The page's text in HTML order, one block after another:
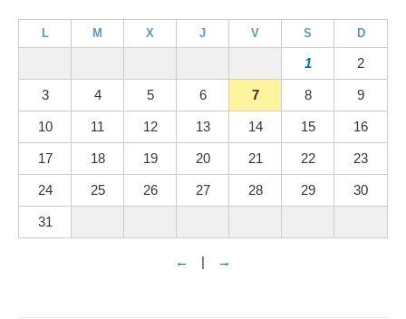
L M X J V S D
1 2
3 4 5 6 7 8 9
10 11 12 13 14 15 16
17 18 19 20 21 22 23
24 25 26 27 28 29 30
31
← | →